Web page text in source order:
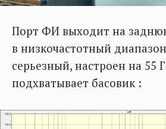
Порт ФИ выходит на
в низкочастотный
серьезный, настроен на 55
подхватывает басовик :